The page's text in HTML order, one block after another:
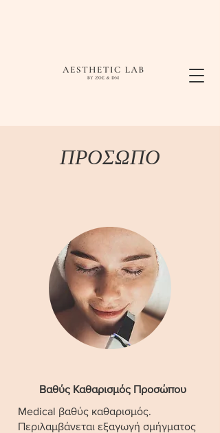
ΠΡΟΣΩΠΟ
Βαθύς Καθαρισμός Προσώπου
Medical βαθύς καθαρισμός.
Περιλαμβάνεται εξαγωγή σμήγματος